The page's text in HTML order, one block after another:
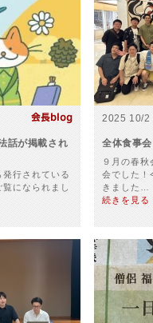
話が掲載され
発行されている
覧になられまし
2025 10/2
全体食事
９月の春秋
会でした！
きました…
続きを見る